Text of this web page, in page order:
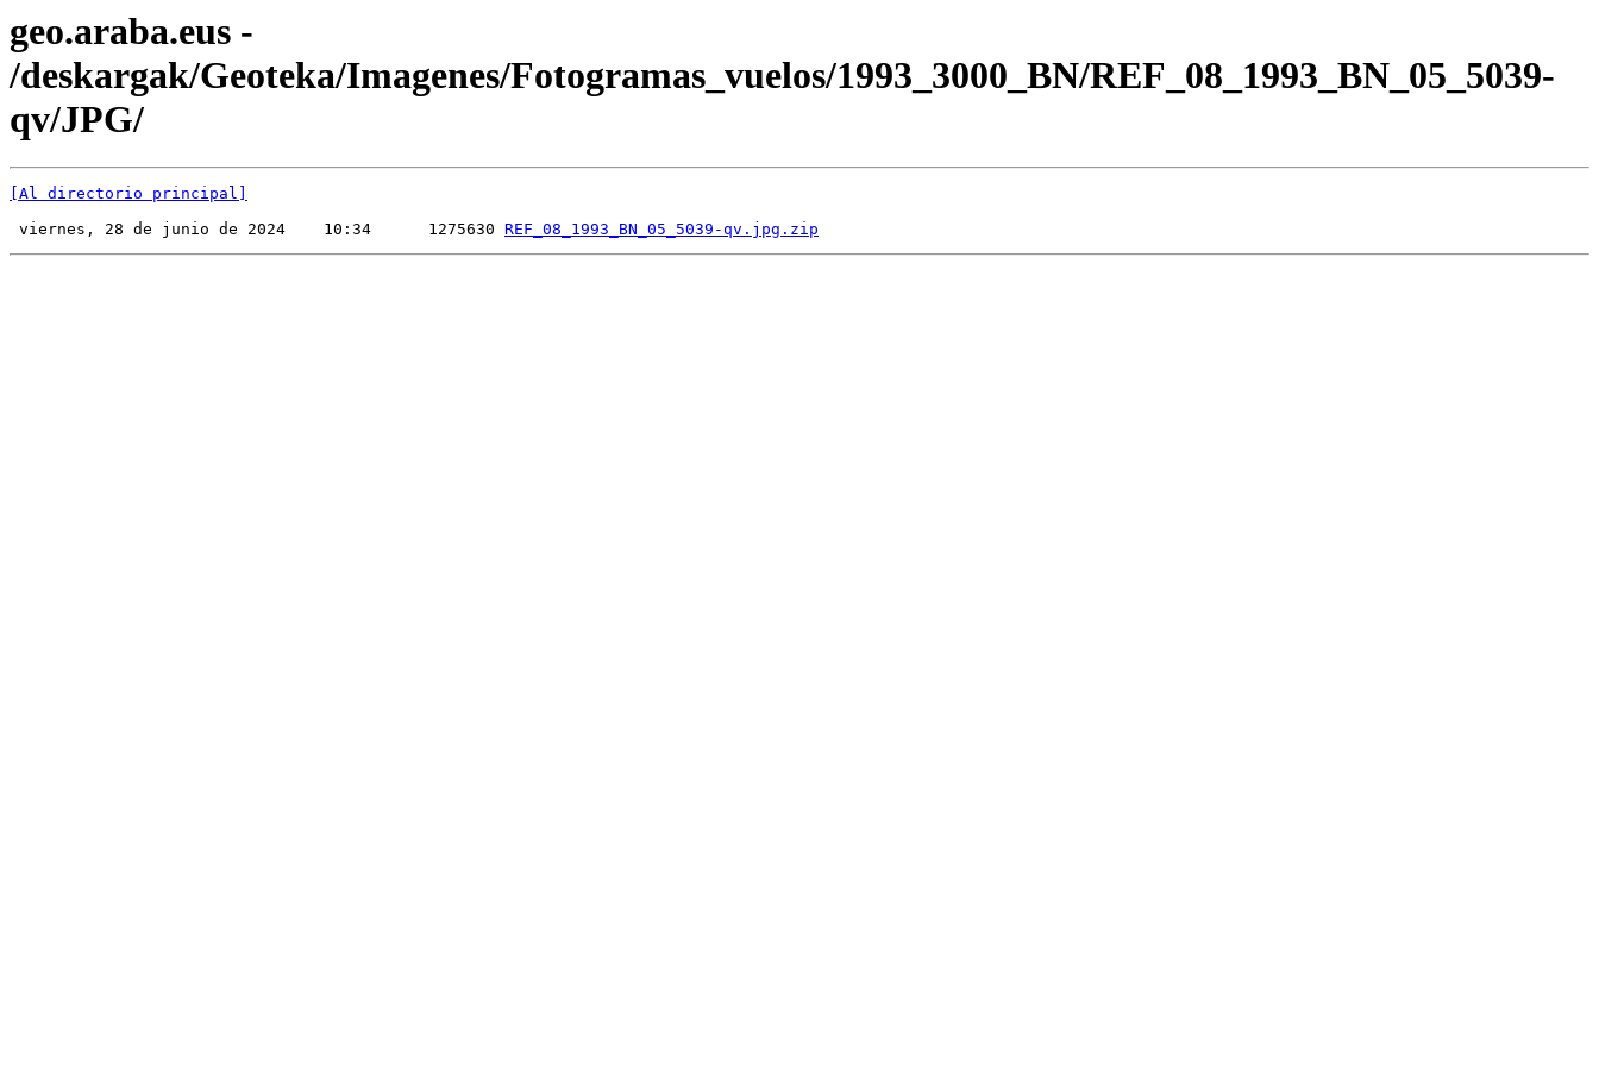
geo.araba.eus -
/deskargak/Geoteka/Imagenes/Fotogramas_vuelos/1993_3000_BN/REF_08_1993_BN_05_5039-
qv/JPG/
[Al directorio principal]
viernes, 28 de junio de 2024    10:34      1275630 REF_08_1993_BN_05_5039-qv.jpg.zip